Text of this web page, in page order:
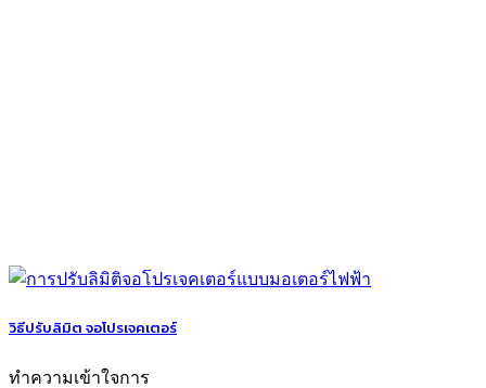
วิธีปรับลิมิต จอโปรเจคเตอร์
ทำความเข้าใจการ